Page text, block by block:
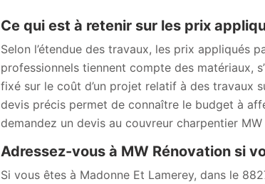
Ce qui est à retenir sur les prix
Selon l’étendue des travaux, les prix appliqués
professionnels tiennent compte des matériaux,
fixé sur le coût d’un projet relatif à des travaux
devis précis permet de connaître le budget à
demandez un devis au couvreur charpentier MW
Adressez-vous à MW Rénovation si
Si vous êtes à Madonne Et Lamerey, dans le